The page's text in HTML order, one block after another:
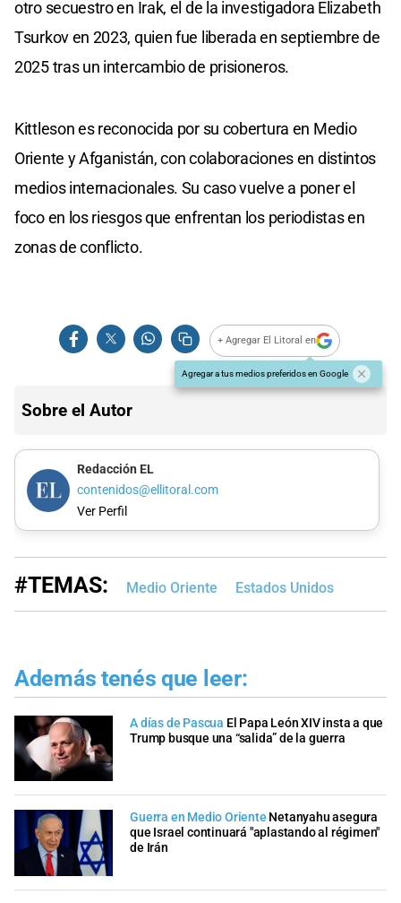
otro secuestro en Irak, el de la investigadora Elizabeth
Tsurkov en 2023, quien fue liberada en septiembre de
2025 tras un intercambio de prisioneros.
Kittleson es reconocida por su cobertura en Medio
Oriente y Afganistán, con colaboraciones en distintos
medios internacionales. Su caso vuelve a poner el
foco en los riesgos que enfrentan los periodistas en
zonas de conflicto.
+ Agregar El Litoral en
Agregar a tus medios preferidos en Google
Sobre el Autor
Redacción EL
contenidos@ellitoral.com
Ver Perfil
#TEMAS: Medio Oriente Estados Unidos
Además tenés que leer:
A días de Pascua El Papa León XIV insta a que
Trump busque una “salida” de la guerra
Guerra en Medio Oriente Netanyahu asegura
que Israel continuará "aplastando al régimen"
de Irán